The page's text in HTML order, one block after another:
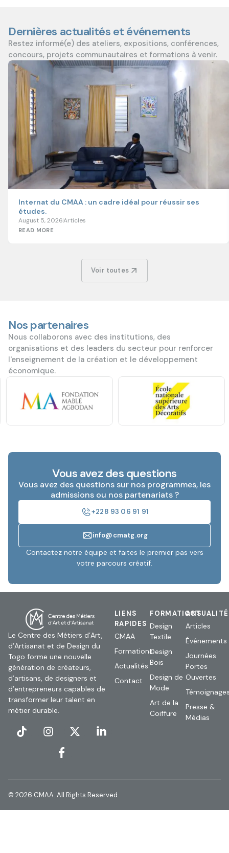
Dernières actualités et événements
Restez informé(e) des ateliers, expositions, conférences,
concours, projets communautaires et formations à venir.
Internat du CMAA : un cadre idéal pour réussir ses
études.
August 5, 2026Articles
READ MORE
Voir toutes
Nos partenaires
Nous collaborons avec des institutions, des
organisations et des leaders du secteur pour renforcer
l'enseignement de la création et le développement
économique.
Vous avez des questions
Vous avez des questions sur nos programmes, les
admissions ou nos partenariats ?
+228 93 06 91 91
info@cmatg.org
Contactez notre équipe et faites le premier pas vers
votre parcours créatif.
Le Centre des Métiers d’Art,
d’Artisanat et de Design du
Togo forme une nouvelle
génération de créateurs,
d’artisans, de designers et
d’entrepreneurs capables de
transformer leur talent en
métier durable.
LIENS
RAPIDES
CMAA
Formations
Actualités
Contact
FORMATIONS
Design
Textile
Design
Bois
Design de
Mode
Art de la
Coiffure
Articles
Événements
Journées
Portes
Ouvertes
Presse &
Médias
© 2026 CMAA. All Rights Reserved.